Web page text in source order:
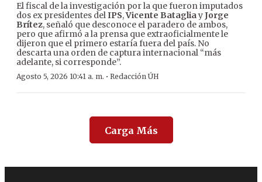
El fiscal de la investigación por la que fueron imputados
dos ex presidentes delIPS,Vicente BatagliayJorge
Brítez, señaló que desconoce el paradero de ambos,
pero que afirmó a la prensa que extraoficialmente le
dijeron que el primero estaría fuera del país. No
descarta una orden de captura internacional “más
adelante, si corresponde”.
Agosto 5, 2026 10:41 a. m. · Redacción ÚH
Carga Más